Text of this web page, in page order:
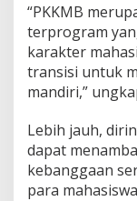
“PKKMB
terprogram
karakter
transisi untuk
mandiri,”
Lebih jauh,
dapat
kebanggaan
para